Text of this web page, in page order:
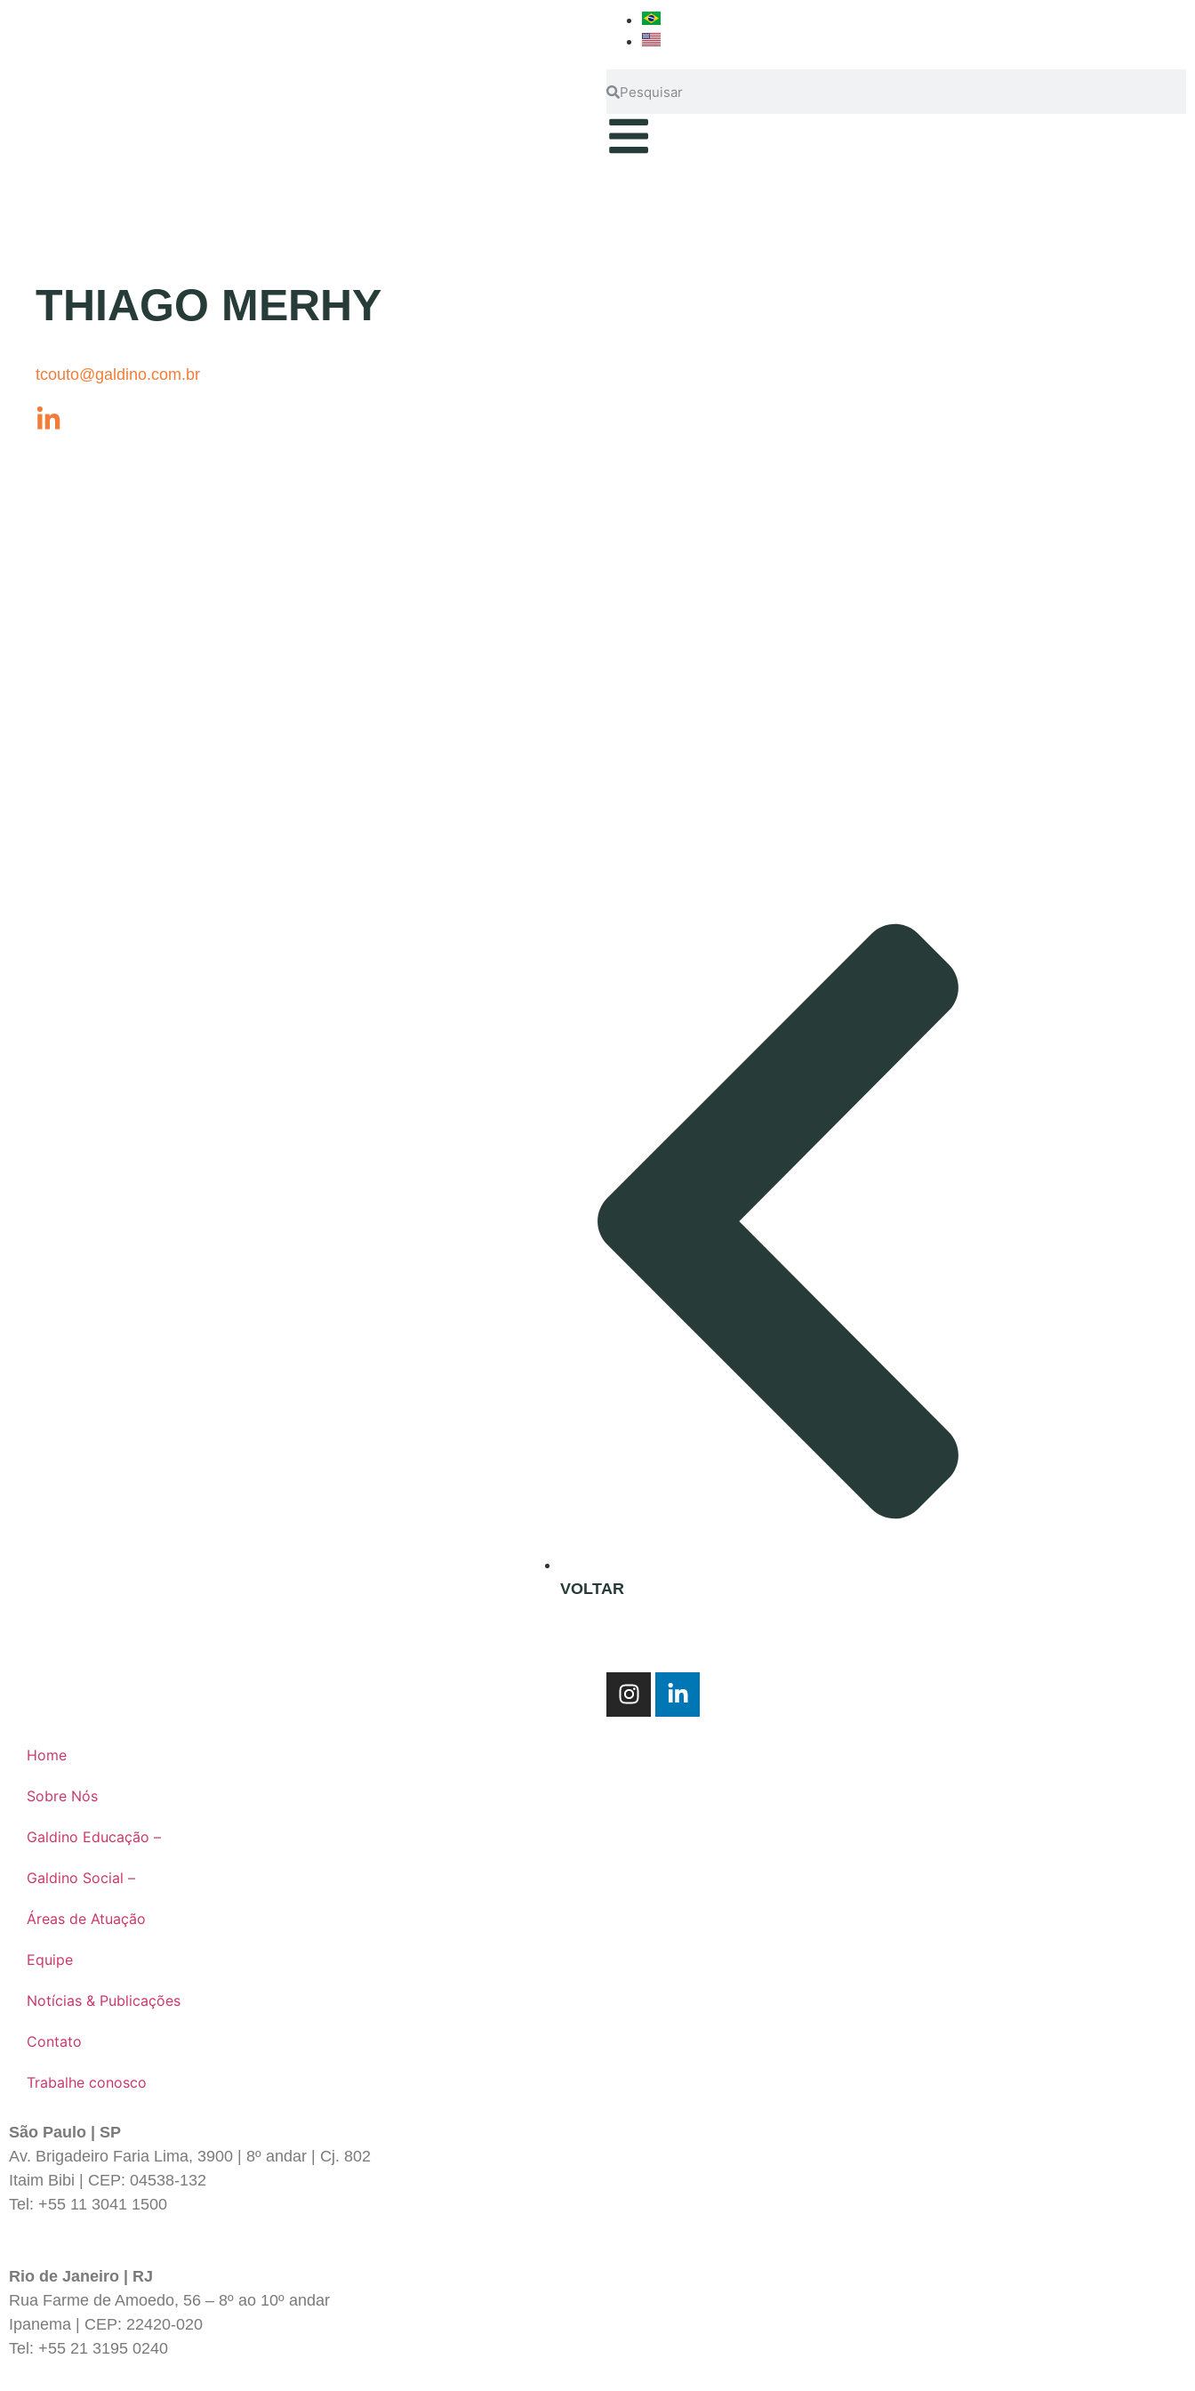
THIAGO MERHY
tcouto@galdino.com.br
VOLTAR
Home
Sobre Nós
Galdino Educação –
Galdino Social –
Áreas de Atuação
Equipe
Notícias & Publicações
Contato
Trabalhe conosco
São Paulo | SP
Av. Brigadeiro Faria Lima, 3900 | 8º andar | Cj. 802
Itaim Bibi | CEP: 04538-132
Tel: +55 11 3041 1500
Rio de Janeiro | RJ
Rua Farme de Amoedo, 56 – 8º ao 10º andar
Ipanema | CEP: 22420-020
Tel: +55 21 3195 0240